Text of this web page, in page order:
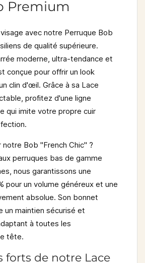
Premium
avec notre Perruque Bob
de qualité supérieure.
moderne, ultra-tendance et
conçue pour offrir un look
clin d'œil. Grâce à sa Lace
, profitez d'une ligne
qui imite votre propre cuir
notre Bob "French Chic" ?
perruques bas de gamme
nous garantissons une
pour un volume généreux et une
absolue. Son bonnet
un maintien sécurisé et
à toutes les
tête.
forts de notre Lace